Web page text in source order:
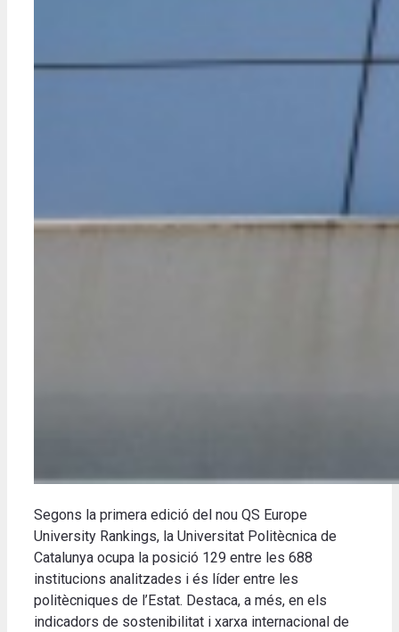
Segons la primera edició del nou QS Europe
University Rankings, la Universitat Politècnica de
Catalunya ocupa la posició 129 entre les 688
institucions analitzades i és líder entre les
politècniques de l’Estat. Destaca, a més, en els
indicadors de sostenibilitat i xarxa internacional de